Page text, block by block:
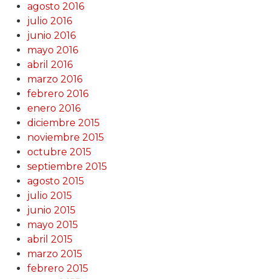
agosto 2016
julio 2016
junio 2016
mayo 2016
abril 2016
marzo 2016
febrero 2016
enero 2016
diciembre 2015
noviembre 2015
octubre 2015
septiembre 2015
agosto 2015
julio 2015
junio 2015
mayo 2015
abril 2015
marzo 2015
febrero 2015